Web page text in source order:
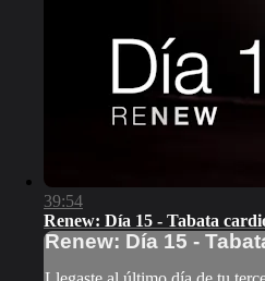
39:54
Renew: Día 15 - Tabata
Renew: Día 15 -